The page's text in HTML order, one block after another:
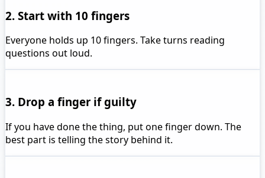
2. Start with 10 fingers
Everyone holds up 10 fingers. Take turns reading
questions out loud.
3. Drop a finger if guilty
If you have done the thing, put one finger down. The
best part is telling the story behind it.